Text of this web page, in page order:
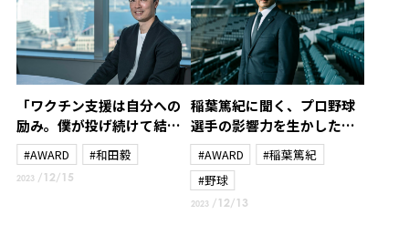
「ワクチン支援は自分への
励み。僕が投げ続けて結果
を残さなければいけない理
由のひとつ」和田毅がプロ3
年目から続けている社会貢
#AWARD #和田毅
2023 /12/15
稲葉篤紀に聞く、プロ野球
選手の影響力を生かした北
海道日本ハムファイターズ
のスポーツ振興と地域課題
解決策
#AWARD
#稲葉篤紀
#野球
2023 /12/13